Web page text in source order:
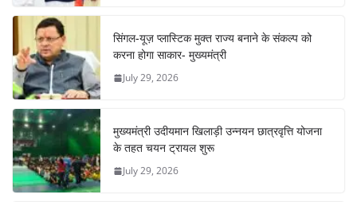
सिंगल-यूज़ प्लास्टिक मुक्त राज्य बनाने के संकल्प को
करना होगा साकार- मुख्यमंत्री
July 29, 2026
मुख्यमंत्री उदीयमान खिलाड़ी उन्नयन छात्रवृत्ति योजना
के तहत चयन ट्रायल शुरू
July 29, 2026